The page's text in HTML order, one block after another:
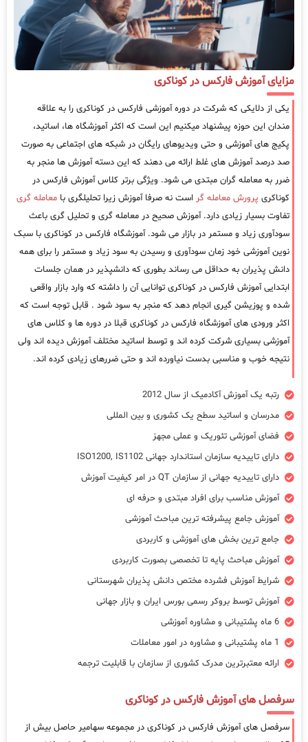
مزایای آموزش فارکس در کوناکری
یکی از دلایکی که شرکت در دوره آموزشی فارکس در کوناکری را به علاقه
مندان این حوزه پیشنهاد میکنیم این است که اکثر آموزشگاه ها، اساتید،
پکیج های آموزشی و حتی ویدیوهای رایگان در شبکه های اجتماعی به صورت
صد درصد آموزش های غلط ارائه می دهند که این دسته آموزش ها منجر به
ضرر به معامله گران مبتدی می شود. ویژگی برتر کلاس آموزش فارکس در
کوناکری پرورش معامله گر است نه صرفا آموزش زیرا تحلیلگری با معامله گری
تفاوت بسیار زیادی دارد. آموزش صحیح در معامله گری و تحلیل گری باعث
سودآوری زیاد و مستمر در بازار می شود. آموزشگاه فارکس در کوناکری با سبک
نوین آموزشی خود زمان سودآوری و رسیدن به سود زیاد و مستمر را برای همه
دانش پذیران به حداقل می رساند بطوری که دانشپذیر در همان جلسات
ابتدایی آموزش فارکس در کوناکری توانایی آن را داشته که وارد بازار واقعی
شده و پوزیشن گیری انجام دهد که منجر به سود شود . قابل توجه است که
اکثر ورودی های آموزشگاه فارکس در کوناکری قبلا در دوره ها و کلاس های
آموزشی بسیاری شرکت کرده اند و توسط اساتید مختلف آموزش دیده اند ولی
نتیجه خوب و مناسبی بدست نیاورده اند و حتی ضررهای زیادی کرده اند.
رتبه یک آموزش آکادمیک از سال 2012
مدرسان و اساتید سطح یک کشوری و بین المللی
فضای آموزشی تئوریک و عملی مجهز
دارای تاییدیه سازمان استاندارد جهانی ISO1200, IS1102
دارای تاییدیه جهانی از سازمان QT در امر کیفیت آموزش
آموزش مناسب برای افراد مبتدی و حرفه ای
آموزش جامع پیشرفته ترین مباحث آموزشی
جامع ترین بخش های آموزشی و کاربردی
آموزش مباحث پایه تا تخصصی بصورت کاربردی
شرایط آموزش فشرده مختص دانش پذیران شهرستانی
آموزش توسط بروکر رسمی بورس ایران و بازار جهانی
6 ماه پشتیبانی و مشاوره آموزشی
1 ماه پشتیبانی و مشاوره در امور معاملات
ارائه معتبرترین مدرک کشوری از سازمان با قابلیت ترجمه
سرفصل های آموزش فارکس در کوناکری
سرفصل های آموزش فارکس در کوناکری در مجموعه سهامیر حاصل بیش از